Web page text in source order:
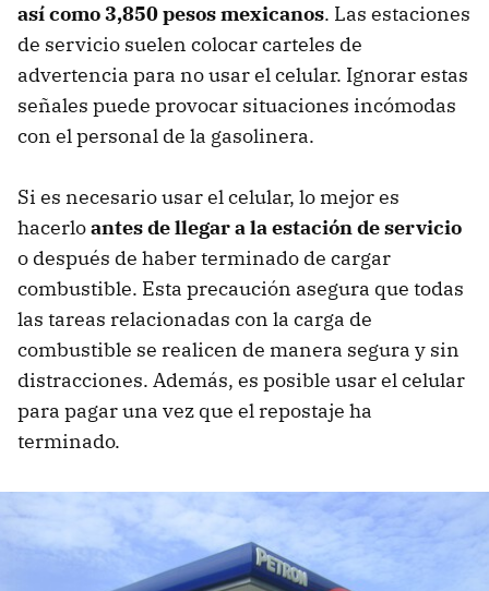
así como 3,850 pesos mexicanos. Las estaciones
de servicio suelen colocar carteles de
advertencia para no usar el celular. Ignorar estas
señales puede provocar situaciones incómodas
con el personal de la gasolinera.
Si es necesario usar el celular, lo mejor es
hacerloantes de llegar a la estación de servicio
o después de haber terminado de cargar
combustible. Esta precaución asegura que todas
las tareas relacionadas con la carga de
combustible se realicen de manera segura y sin
distracciones. Además, es posible usar el celular
para pagar una vez que el repostaje ha
terminado.